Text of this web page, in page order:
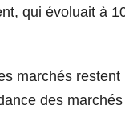
qui évoluait à
marchés
des